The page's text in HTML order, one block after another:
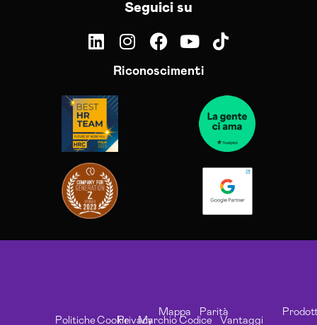
Seguici su
Riconoscimenti
Politiche CookiePrivacyMarchio
Mappa
Codice
Parità
Vantaggi